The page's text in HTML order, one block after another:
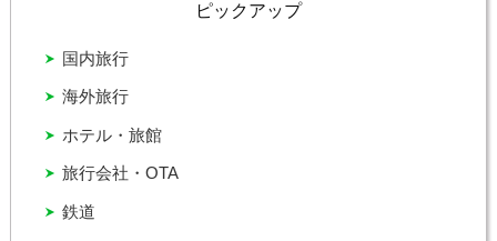
ピックアップ
ホテル・旅館
国内旅行
旅行会社・OTA
海外旅行
鉄道